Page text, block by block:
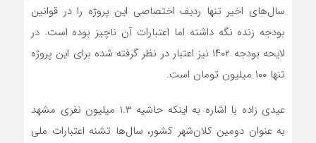
سال‌های اخیر تنها ردیف اختصاصی این پروژه را در قوانین
بودجه زنده نگه داشته اما اعتبارات آن ناچیز بوده است. در
لایحه بودجه ۱۴۰۲ نیز اعتبار در نظر گرفته‌ شده برای این پروژه
تنها ۱۰۰ میلیون تومان است.
عیدی‌ زاده با اشاره به اینکه حاشیه ۱.۳ میلیون نفری مشهد
به عنوان دومین کلان‌شهر کشور، سال‌ها تشنه اعتبارات ملی